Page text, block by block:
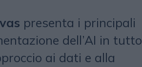
presenta i principali
dell’AI in tutto
ai dati e alla